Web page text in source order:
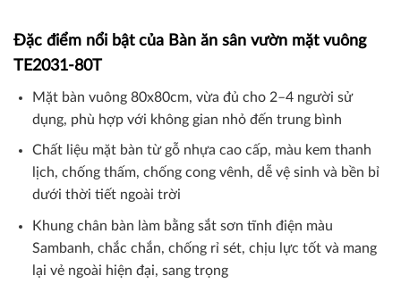
Đặc điểm nổi bật của Bàn ăn sân vườn mặt vuông
TE2031-80T
Mặt bàn vuông 80x80cm, vừa đủ cho 2–4 người sử
dụng, phù hợp với không gian nhỏ đến trung bình
Chất liệu mặt bàn từ gỗ nhựa cao cấp, màu kem thanh
lịch, chống thấm, chống cong vênh, dễ vệ sinh và bền bỉ
dưới thời tiết ngoài trời
Khung chân bàn làm bằng sắt sơn tĩnh điện màu
Sambanh, chắc chắn, chống rỉ sét, chịu lực tốt và mang
lại vẻ ngoài hiện đại, sang trọng